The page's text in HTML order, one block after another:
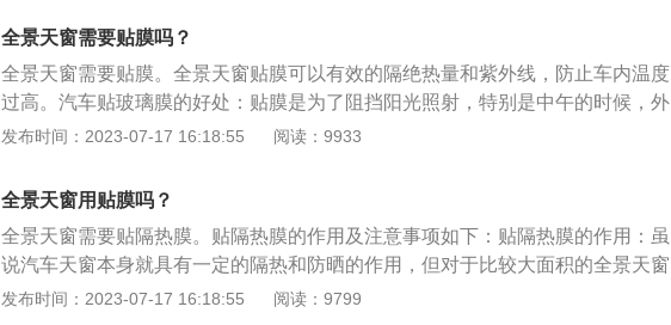
以吸收和反射光线，隔热效果肯定比玻璃强，而通过天窗玻璃的热量就要车内人
员和物品全额承受，很多人对于汽车贴隔热膜的隔热作用不是很了解，其实呢，
很简单，就是减少车内人员和物品对进入车内太阳能的吸收量，从而在天气炎热
的时候让空调的效率更高。就是说，它只能隔绝部分热量，让天窗不再成为热
基本性能包括安全、透明、防眩光、防紫外线、隔热、耐刮擦、足够的保质期和
隐私保护等。
劳。但在炎热的夏天，如果车在露天停放一段时间，汽车的天窗部份作为车顶隔
热的一个薄弱部位,会造成车内温度的升高，如果拉开天窗下的装饰板，通过天窗
透进车内的热量就会更多。所以，大面积的全景天窗，可以视地区季节气候考虑,
有部分全景天窗还是可以贴膜的。但不是所有的全景天窗都适宜贴膜，如果天窗
是带有颜色的吸热玻璃，就不能贴很深颜色的膜。如果是带圆点黑釉的天窗就不
贴膜，简称"汽车膜”，就是贴在汽车玻璃上用于美观、安全、隔热的膜。其基本
性能包括安全、清晰、防眩光、隔紫外线、隔热、防划伤、足够的保质期及保护
隐私等。天窗的作用：1、改变传统换气方式；2、防止尾气进入车内；3、降低
的养护方法：1、定期用机油或润滑剂清洗天窗的机械部分；2、定期清理滑轨四
全景天窗需要贴膜吗？
全景天窗需要贴膜。全景天窗贴膜可以有效的隔绝热量和紫外线，防止车内温度
过高。汽车贴玻璃膜的好处：贴膜是为了阻挡阳光照射，特别是中午的时候，外
界的眩光非常影响驾驶视野，贴膜则可以很好地过滤这些眩光，另外有些车膜也
生划伤，贴膜可以给玻璃上一层保护层，即使爆裂也不会产生乱飞的现象。贴膜
后注意事项：不能随便开窗，因为隔热膜固定地附着在车窗上需要一定时间，期
间如果开启、关闭车窗玻璃，会使新贴的膜边发生卷翘，还没有完全粘合的膜也
容易发生位移；如果无意之间开了车窗，没有损害是最好，只需要注意不要随意
打开，请勿让空调直接吹向前档，汽车后档贴膜后，也请勿开启后档除雾线。
发布时间：2023-07-17 16:18:55 阅读：9933
全景天窗用贴膜吗？
全景天窗需要贴隔热膜。贴隔热膜的作用及注意事项如下：贴隔热膜的作用：虽
说汽车天窗本身就具有一定的隔热和防晒的作用，但对于比较大面积的全景天窗
来说，整体的作用并不是很大。这时候，如果想要更好的遮光效果，那么就需要
发布时间：2023-07-17 16:18:55 阅读：9799